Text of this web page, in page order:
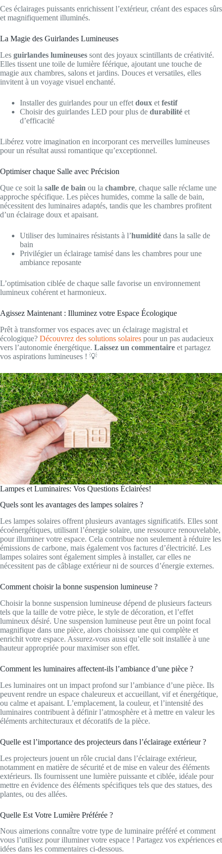
Ces éclairages puissants enrichissent l’extérieur, créant des espaces sûrs
et magnifiquement illuminés.
La Magie des Guirlandes Lumineuses
Les guirlandes lumineuses sont des joyaux scintillants de créativité.
Elles tissent une toile de lumière féérique, ajoutant une touche de
magie aux chambres, salons et jardins. Douces et versatiles, elles
invitent à un voyage visuel enchanté.
Installer des guirlandes pour un effet doux et festif
Choisir des guirlandes LED pour plus de durabilité et
d’efficacité
Libérez votre imagination en incorporant ces merveilles lumineuses
pour un résultat aussi romantique qu’exceptionnel.
Optimiser chaque Salle avec Précision
Que ce soit la salle de bain ou la chambre, chaque salle réclame une
approche spécifique. Les pièces humides, comme la salle de bain,
nécessitent des luminaires adaptés, tandis que les chambres profitent
d’un éclairage doux et apaisant.
Utiliser des luminaires résistants à l’humidité dans la salle de
bain
Privilégier un éclairage tamisé dans les chambres pour une
ambiance reposante
L’optimisation ciblée de chaque salle favorise un environnement
lumineux cohérent et harmonieux.
Agissez Maintenant : Illuminez votre Espace Écologique
Prêt à transformer vos espaces avec un éclairage magistral et
écologique? Découvrez des solutions solaires pour un pas audacieux
vers l’autonomie énergétique. Laissez un commentaire et partagez
vos aspirations lumineuses ! 💡
Lampes et Luminaires: Vos Questions Éclairées!
Quels sont les avantages des lampes solaires ?
Les lampes solaires offrent plusieurs avantages significatifs. Elles sont
écoénergétiques, utilisant l’énergie solaire, une ressource renouvelable,
pour illuminer votre espace. Cela contribue non seulement à réduire les
émissions de carbone, mais également vos factures d’électricité. Les
lampes solaires sont également simples à installer, car elles ne
nécessitent pas de câblage extérieur ni de sources d’énergie externes.
Comment choisir la bonne suspension lumineuse ?
Choisir la bonne suspension lumineuse dépend de plusieurs facteurs
tels que la taille de votre pièce, le style de décoration, et l’effet
lumineux désiré. Une suspension lumineuse peut être un point focal
magnifique dans une pièce, alors choisissez une qui complète et
enrichit votre espace. Assurez-vous aussi qu’elle soit installée à une
hauteur appropriée pour maximiser son effet.
Comment les luminaires affectent-ils l’ambiance d’une pièce ?
Les luminaires ont un impact profond sur l’ambiance d’une pièce. Ils
peuvent rendre un espace chaleureux et accueillant, vif et énergétique,
ou calme et apaisant. L’emplacement, la couleur, et l’intensité des
luminaires contribuent à définir l’atmosphère et à mettre en valeur les
éléments architecturaux et décoratifs de la pièce.
Quelle est l’importance des projecteurs dans l’éclairage extérieur ?
Les projecteurs jouent un rôle crucial dans l’éclairage extérieur,
notamment en matière de sécurité et de mise en valeur des éléments
extérieurs. Ils fournissent une lumière puissante et ciblée, idéale pour
mettre en évidence des éléments spécifiques tels que des statues, des
plantes, ou des allées.
Quelle Est Votre Lumière Préférée ?
Nous aimerions connaître votre type de luminaire préféré et comment
vous l’utilisez pour illuminer votre espace ! Partagez vos expériences et
idées dans les commentaires ci-dessous.